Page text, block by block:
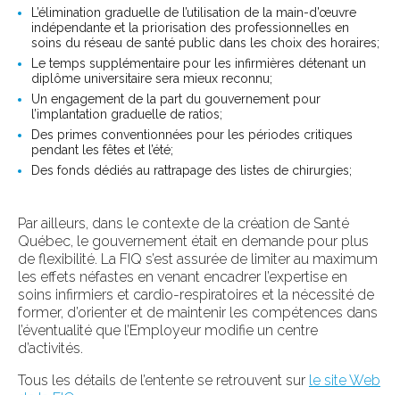
L’élimination graduelle de l’utilisation de la main-d’œuvre
indépendante et la priorisation des professionnelles en
soins du réseau de santé public dans les choix des horaires;
Le temps supplémentaire pour les infirmières détenant un
diplôme universitaire sera mieux reconnu;
Un engagement de la part du gouvernement pour
l’implantation graduelle de ratios;
Des primes conventionnées pour les périodes critiques
pendant les fêtes et l’été;
Des fonds dédiés au rattrapage des listes de chirurgies;
Par ailleurs, dans le contexte de la création de Santé
Québec, le gouvernement était en demande pour plus
de flexibilité. La FIQ s’est assurée de limiter au maximum
les effets néfastes en venant encadrer l’expertise en
soins infirmiers et cardio-respiratoires et la nécessité de
former, d’orienter et de maintenir les compétences dans
l’éventualité que l’Employeur modifie un centre
d’activités.
Tous les détails de l’entente se retrouvent sur le site Web